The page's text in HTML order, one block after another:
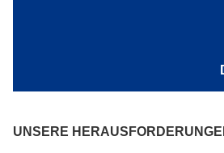
Kommunikationslösungen, die die
UNSERE